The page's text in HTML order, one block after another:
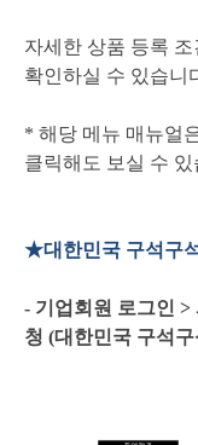
자세한 상품 등록
확인하실 수 있습니
* 해당 메뉴 매뉴얼
클릭해도 보실 수 있
★대한민국 구석구
- 기업회원 로그인 >
청 (대한민국 구